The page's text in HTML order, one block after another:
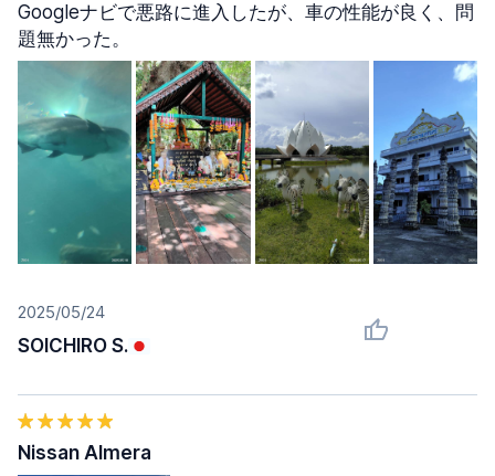
2025/05/24
SOICHIRO S.
Googleナビで悪路に進入したが、車の性能が良く、問
題無かった。
Nissan Almera